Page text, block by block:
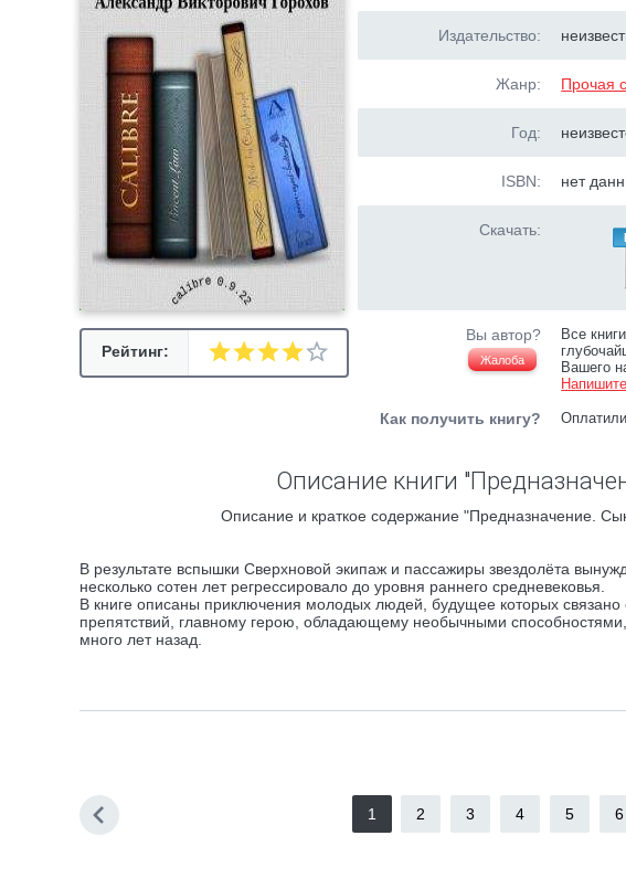
Рейтинг:
Издательство:
Жанр: Прочая
Год:
ISBN: нет
Скачать:
Вы автор?
Жалоба
Все
Вашего
Как получить книгу?
Описание книги
Описание и краткое содержание "Предназначение.
В результате вспышки Сверхновой экипаж и пассажиры звездолёта
несколько сотен лет регрессировало до уровня раннего средневековья.
В книге описаны приключения молодых людей, будущее которых
препятствий, главному герою, обладающему необычными
много лет назад.
1 2 3 4 5 6